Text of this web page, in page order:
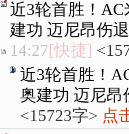
近3轮首胜！
建功 迈尼昂伤退
14:27[快捷]
近3轮首胜！
奥建功 迈尼昂
<15723字> 点